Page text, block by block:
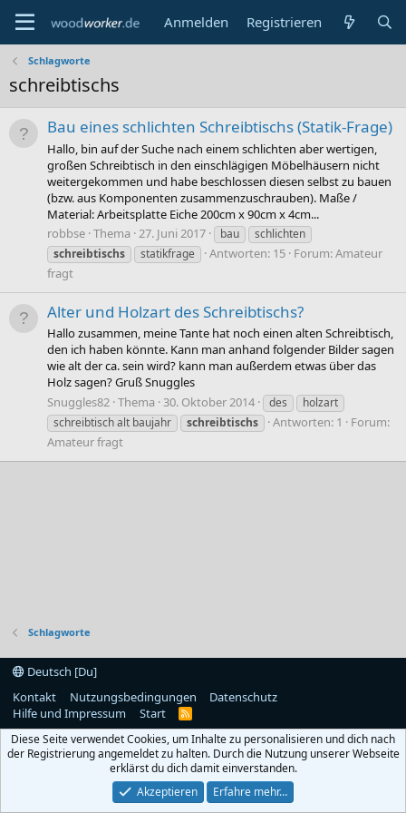
Anmelden Registrieren
Schlagworte
schreibtischs
Bau eines schlichten Schreibtischs (Statik-Frage)
Hallo, bin auf der Suche nach einem schlichten aber wertigen,
großen Schreibtisch in den einschlägigen Möbelhäusern nicht
weitergekommen und habe beschlossen diesen selbst zu bauen
(bzw. aus Komponenten zusammenzuschrauben). Maße /
Material: Arbeitsplatte Eiche 200cm x 90cm x 4cm...
robbse Thema 27. Juni 2017 bau
schlichten
schreibtischs
statikfrage Antworten: 15 Forum:Amateur
fragt
Alter und Holzart des Schreibtischs?
Hallo zusammen, meine Tante hat noch einen alten Schreibtisch,
den ich haben könnte. Kann man anhand folgender Bilder sagen
wie alt der ca. sein wird? kann man außerdem etwas über das
Holz sagen? Gruß Snuggles
Snuggles82 Thema 30. Oktober 2014 des
holzart
schreibtisch alt baujahr
schreibtischs Antworten: 1
Forum:
Amateur fragt
Schlagworte
Deutsch [Du]
Kontakt
Nutzungsbedingungen
Datenschutz
Hilfe und Impressum
Start
R
S
Diese Seite verwendet Cookies, um Inhalte zu personalisieren und dich nach
der Registrierung angemeldet zu halten. Durch die Nutzung unserer Webseite
erklärst du dich damit einverstanden.
Akzeptieren
Erfahre mehr…